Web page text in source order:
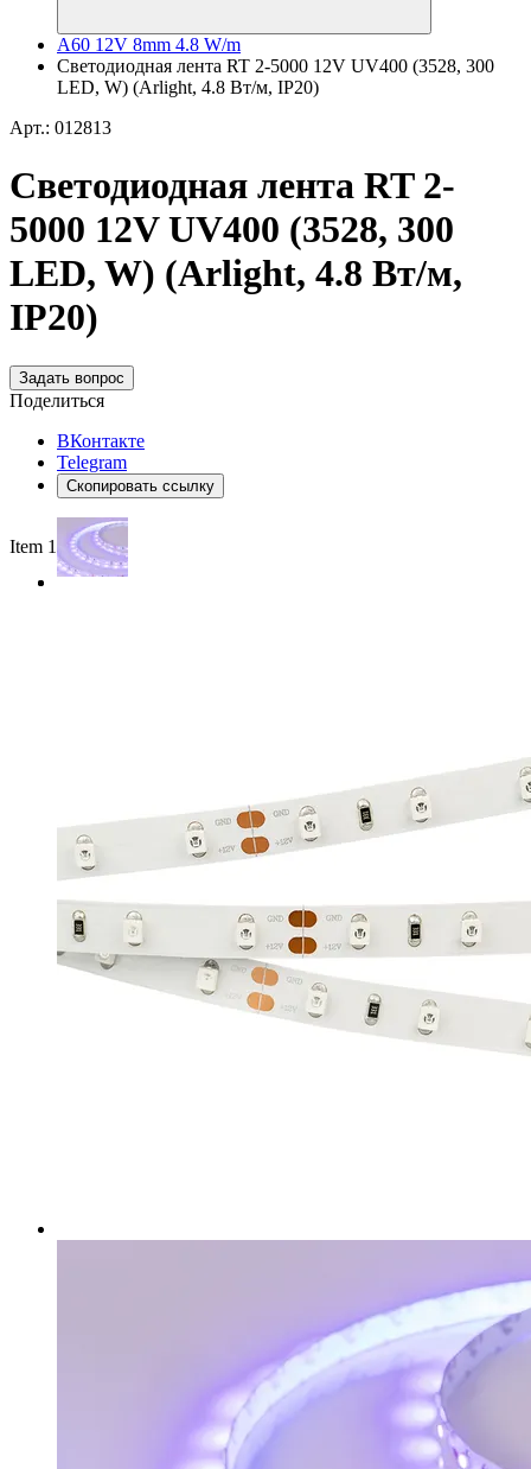
A60 12V 8mm 4.8 W/m
Светодиодная лента RT 2-5000 12V UV400 (3528, 300
LED, W) (Arlight, 4.8 Вт/м, IP20)
Арт.: 012813
Светодиодная лента RT 2-
5000 12V UV400 (3528, 300
LED, W) (Arlight, 4.8 Вт/м,
IP20)
Задать вопрос
Поделиться
ВКонтакте
Telegram
Скопировать ссылку
Item 1 of 2